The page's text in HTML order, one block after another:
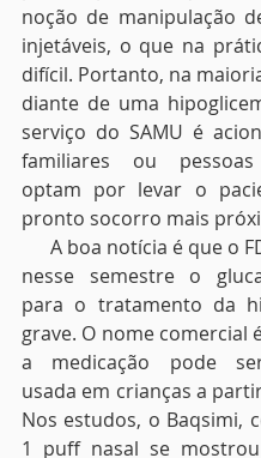
noção de manipulação
injetáveis, o que na
difícil. Portanto, na
diante de uma
serviço do SAMU é
familiares ou
optam por levar o
pronto socorro mais
A boa notícia é que o
nesse semestre o
para o tratamento da
grave. O nome comercial
a medicação pode
usada em crianças a
Nos estudos, o Baqsimi,
1 puff nasal se